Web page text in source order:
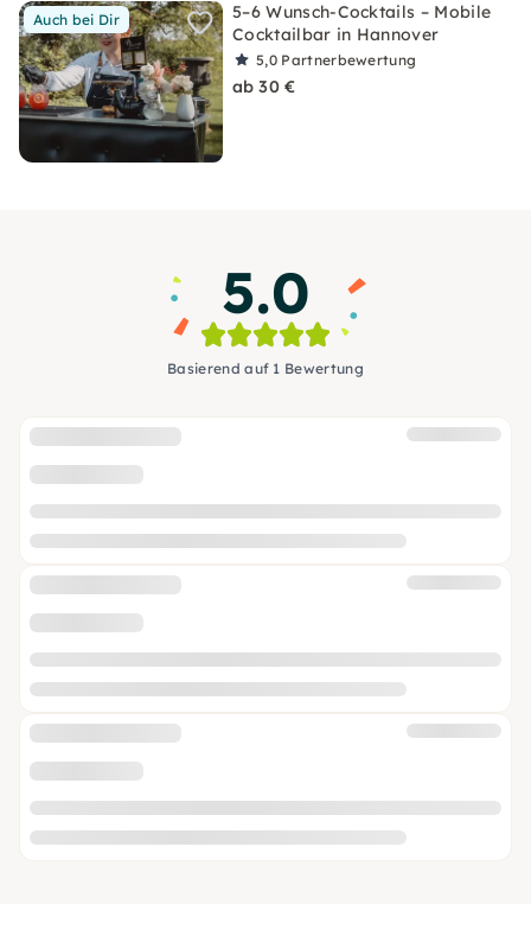
Auch bei Dir
5–6 Wunsch-Cocktails – Mobile
Cocktailbar in Hannover
5,0 Partnerbewertung
ab 30 €
5.0
Basierend auf 1 Bewertung